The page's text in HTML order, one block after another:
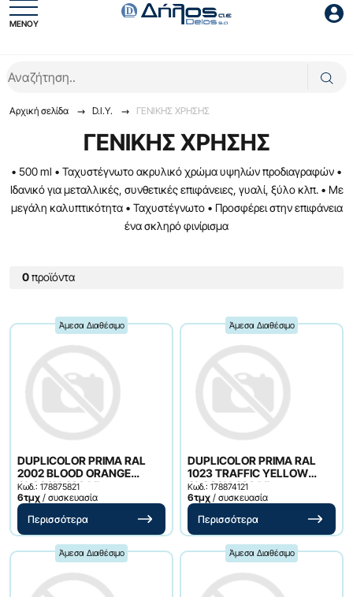
ΜΕΝΟΥ
Είσοδος
Ξέχασες το password;
Αρχική σελίδα D.I.Y. ΓENIKHΣ XPHΣHΣ
ΓENIKHΣ XPHΣHΣ
• 500 ml • Ταχυστέγνωτο ακρυλικό χρώμα υψηλών προδιαγραφών •
Ιδανικό για μεταλλικές, συνθετικές επιφάνειες, γυαλί, ξύλο κλπ. • Με
μεγάλη καλυπτικότητα • Ταχυστέγνωτο • Προσφέρει στην επιφάνεια
ένα σκληρό φινίρισμα
0προϊόντα
Άμεσα Διαθέσιμο
DUPLICOLOR PRIMA RAL
2002 BLOOD ORANGE
GLOSSY 400 ML
Κωδ.: 178875821
6τμχ / συσκευασία
Περισσότερα
Άμεσα Διαθέσιμο
DUPLICOLOR PRIMA RAL
1023 TRAFFIC YELLOW
GLOSSY 400 ML
Κωδ.: 178874121
6τμχ / συσκευασία
Περισσότερα
Άμεσα Διαθέσιμο Άμεσα Διαθέσιμο